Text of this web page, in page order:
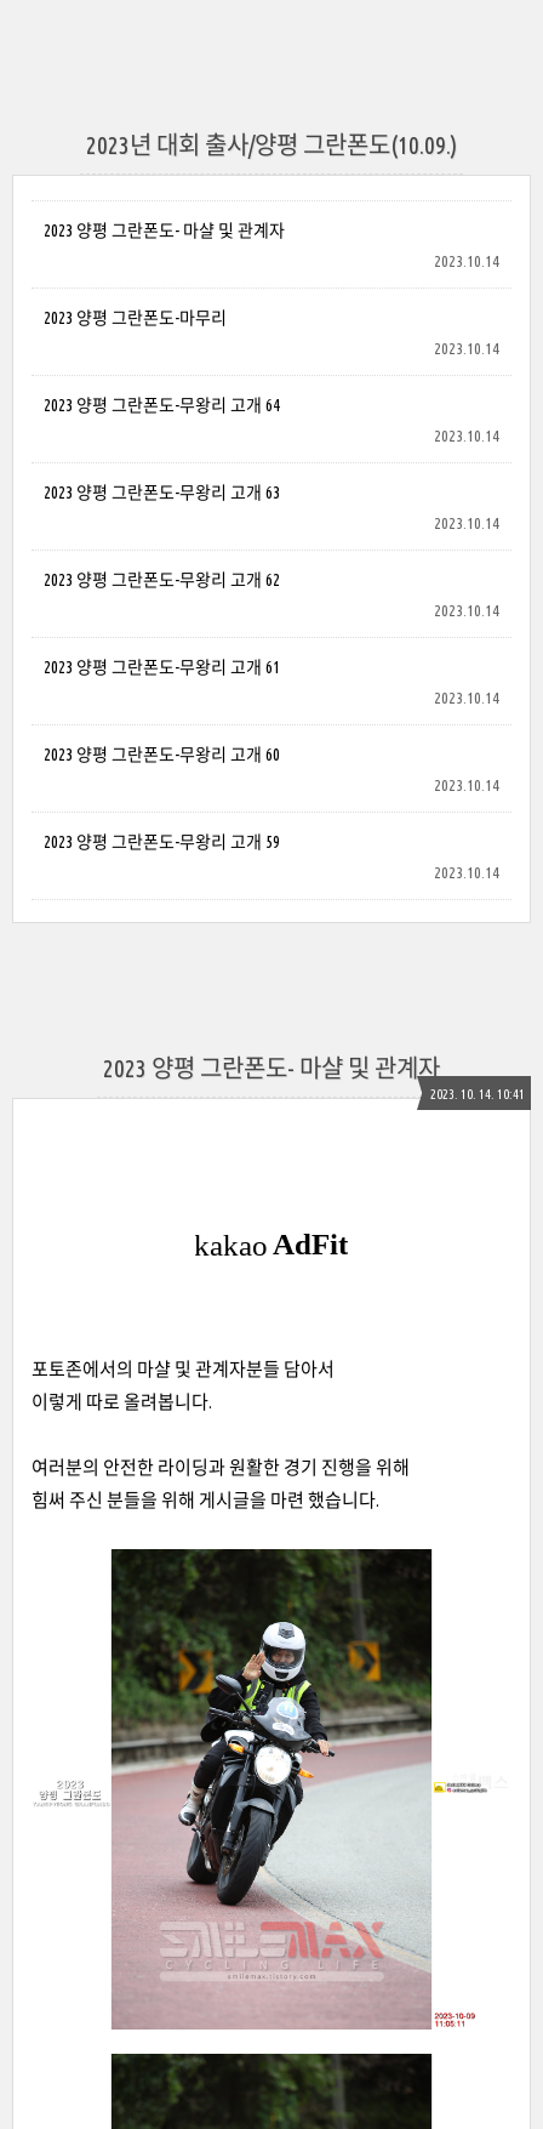
2023년 대회 출사/양평 그란폰도(10.09.)
2023 양평 그란폰도- 마샬 및 관계자
2023.10.14
2023 양평 그란폰도-마무리
2023.10.14
2023 양평 그란폰도-무왕리 고개 64
2023.10.14
2023 양평 그란폰도-무왕리 고개 63
2023.10.14
2023 양평 그란폰도-무왕리 고개 62
2023.10.14
2023 양평 그란폰도-무왕리 고개 61
2023.10.14
2023 양평 그란폰도-무왕리 고개 60
2023.10.14
2023 양평 그란폰도-무왕리 고개 59
2023.10.14
2023 양평 그란폰도- 마샬 및 관계자
2023. 10. 14. 10:41
포토존에서의 마샬 및 관계자분들 담아서
이렇게 따로 올려봅니다.
여러분의 안전한 라이딩과 원활한 경기 진행을 위해
힘써 주신 분들을 위해 게시글을 마련 했습니다.